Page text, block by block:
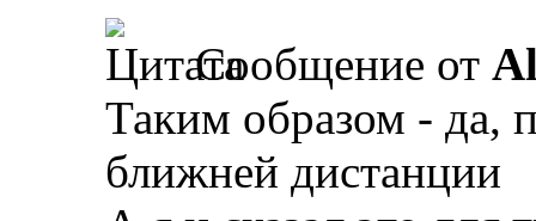
Сообщение от
Таким образом - да,
ближней дистанции